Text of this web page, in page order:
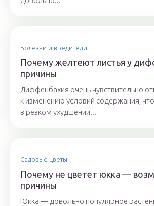
Болезни и вредители
Почему желтеют листья у
причины
Диффенбахия очень чувствительно
к изменению условий содержания,
в резком ухудшении...
Садовые цветы
Почему не цветет юкка —
причины
Юкка — довольно популярное